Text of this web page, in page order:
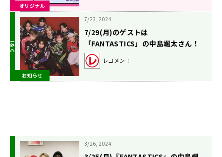
オリジナル
お知らせ
7/23, 2024
7/29(月)のゲストは
「FANTASTICS」の中島颯太さん！
【駒木根葵汰のレコメン！】
レコメン！
3/26, 2024